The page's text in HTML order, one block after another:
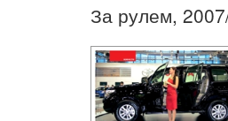
За рулем,